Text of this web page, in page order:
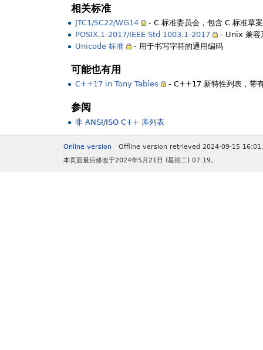
相关标准
JTC1/SC22/WG14
- C 标准委员会，包含 C 标准草
POSIX.1-2017/IEEE Std 1003.1-2017
- Unix 兼容
Unicode 标准
- 用于书写字符的通用编码
可能也有用
C++17 in Tony Tables - C++17 新特性列表，带
参阅
非 ANSI/ISO C++ 库列表
Online version
Offline version retrieved 2024-09-15 16:01.
本页面最后修改于2024年5月21日 (星期二) 07:19。